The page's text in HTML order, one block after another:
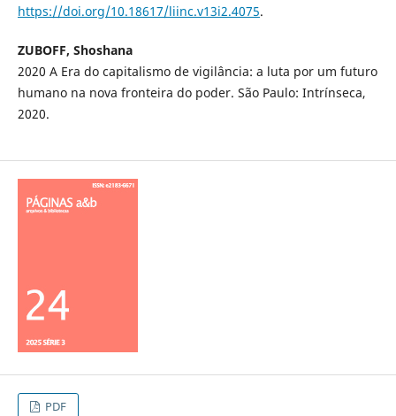
https://doi.org/10.18617/liinc.v13i2.4075.
ZUBOFF, Shoshana
2020 A Era do capitalismo de vigilância: a luta por um futuro
humano na nova fronteira do poder. São Paulo: Intrínseca,
2020.
PDF